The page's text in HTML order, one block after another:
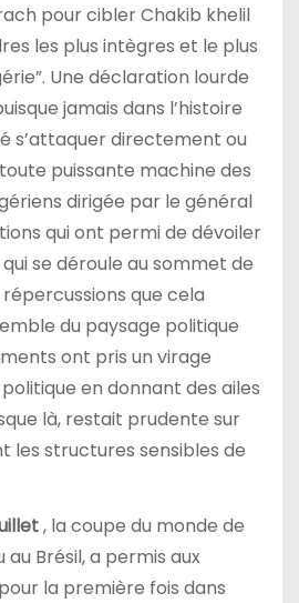
pour cibler Chakib khelil
les plus intègres et le plus
Une déclaration lourde
jamais dans l’histoire
s’attaquer directement ou
puissante machine des
dirigée par le général
qui ont permi de dévoiler
se déroule au sommet de
que cela
du paysage politique
ont pris un virage
en donnant des ailes
là, restait prudente sur
les structures sensibles de
, la coupe du monde de
Brésil, a permis aux
la première fois dans